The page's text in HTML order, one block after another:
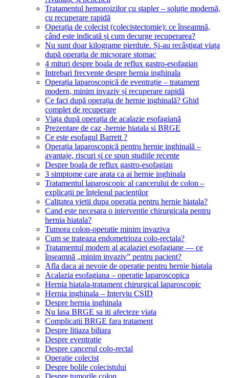
Tratamentul hemoroizilor cu stapler – soluție modernă,
cu recuperare rapidă
Operația de colecist (colecistectomie): ce înseamnă,
când este indicată și cum decurge recuperarea?
Nu sunt doar kilograme pierdute. Și-au recâștigat viața
după operația de micșorare stomac
4 mituri despre boala de reflux gastro-esofagian
Intrebari frecvente despre hernia inghinala
Operația laparoscopică de eventrație – tratament
modern, minim invaziv și recuperare rapidă
Ce faci după operația de hernie inghinală? Ghid
complet de recuperare
Viața după operația de acalazie esofagiană
Prezentare de caz -hernie hiatala si BRGE
Ce este esofagul Barrett ?
Operația laparoscopică pentru hernie inghinală –
avantaje, riscuri și ce spun studiile recente
Despre boala de reflux gastro-esofagian
3 simptome care arata ca ai hernie inghinala
Tratamentul laparoscopic al cancerului de colon –
explicații pe înțelesul pacienților
Calitatea vietii dupa operatia pentru hernie hiatala?
Cand este necesara o interventie chirurgicala pentru
hernia hiatala?
Tumora colon-operatie minim invaziva
Cum se trateaza endometrioza colo-rectala?
Tratamentul modern al acalaziei esofagiane — ce
înseamnă „minim invaziv” pentru pacient?
Afla daca ai nevoie de operatie pentru hernie hiatala
Acalazia esofagiana – operatie laparoscopica
Hernia hiatala-tratament chirurgical laparoscopic
Hernia inghinala – Interviu CSID
Despre hernia inghinala
Nu lasa BRGE sa iti afecteze viata
Complicatii BRGE fara tratament
Despre litiaza biliara
Despre eventratie
Despre cancerul colo-rectal
Operatie colecist
Despre bolile colecistului
Despre tumorile colon